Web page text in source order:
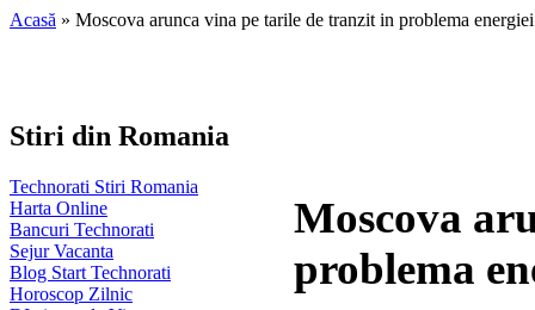
Acasă » Moscova arunca vina pe tarile de tranzit in problema energiei
Stiri din Romania
Technorati Stiri Romania
Harta Online
Bancuri Technorati
Sejur Vacanta
Blog Start Technorati
Horoscop Zilnic
Moscova
problema